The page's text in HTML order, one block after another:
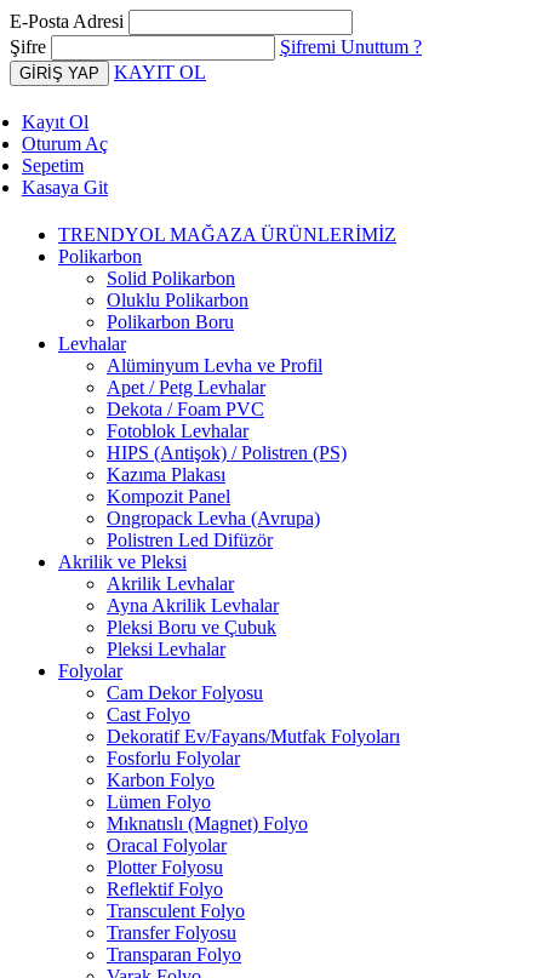
E-Posta Adresi
Şifre
Şifremi Unuttum ?
KAYIT OL
Kayıt Ol
Oturum Aç
Sepetim
Kasaya Git
TRENDYOL MAĞAZA ÜRÜNLERİMİZ
Polikarbon
Solid Polikarbon
Oluklu Polikarbon
Polikarbon Boru
Levhalar
Alüminyum Levha ve Profil
Apet / Petg Levhalar
Dekota / Foam PVC
Fotoblok Levhalar
HIPS (Antişok) / Polistren (PS)
Kazıma Plakası
Kompozit Panel
Ongropack Levha (Avrupa)
Polistren Led Difüzör
Akrilik ve Pleksi
Akrilik Levhalar
Ayna Akrilik Levhalar
Pleksi Boru ve Çubuk
Pleksi Levhalar
Folyolar
Cam Dekor Folyosu
Cast Folyo
Dekoratif Ev/Fayans/Mutfak Folyoları
Fosforlu Folyolar
Karbon Folyo
Lümen Folyo
Mıknatıslı (Magnet) Folyo
Oracal Folyolar
Plotter Folyosu
Reflektif Folyo
Transculent Folyo
Transfer Folyosu
Transparan Folyo